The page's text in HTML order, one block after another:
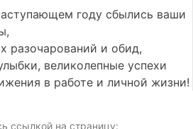
году сбылись ваши
разочарований и обид,
великолепные успехи
в работе и личной жизни!
ссылкой на страницу: